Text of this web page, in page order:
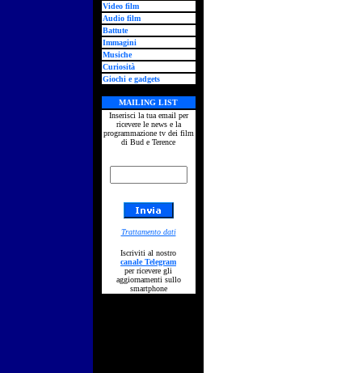
Video film
Audio film
Battute
Immagini
Musiche
Curiosità
Giochi e gadgets
MAILING LIST
Inserisci la tua email per
ricevere le news e la
programmazione tv dei film
di Bud e Terence
Trattamento dati
Iscriviti al nostro
canale Telegram
per ricevere gli
aggiornamenti sullo
smartphone